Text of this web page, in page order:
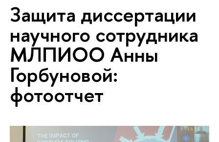
Защита диссертации
научного сотрудника
МЛПИОО Анны
Горбуновой:
фотоотчет